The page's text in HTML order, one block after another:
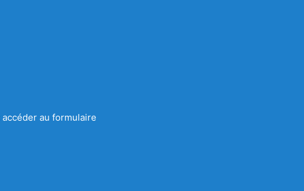
accéder au formulaire